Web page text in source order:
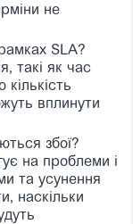
не
SLA?
такі як час
вплинути
збої?
на проблеми і
та усунення
наскільки